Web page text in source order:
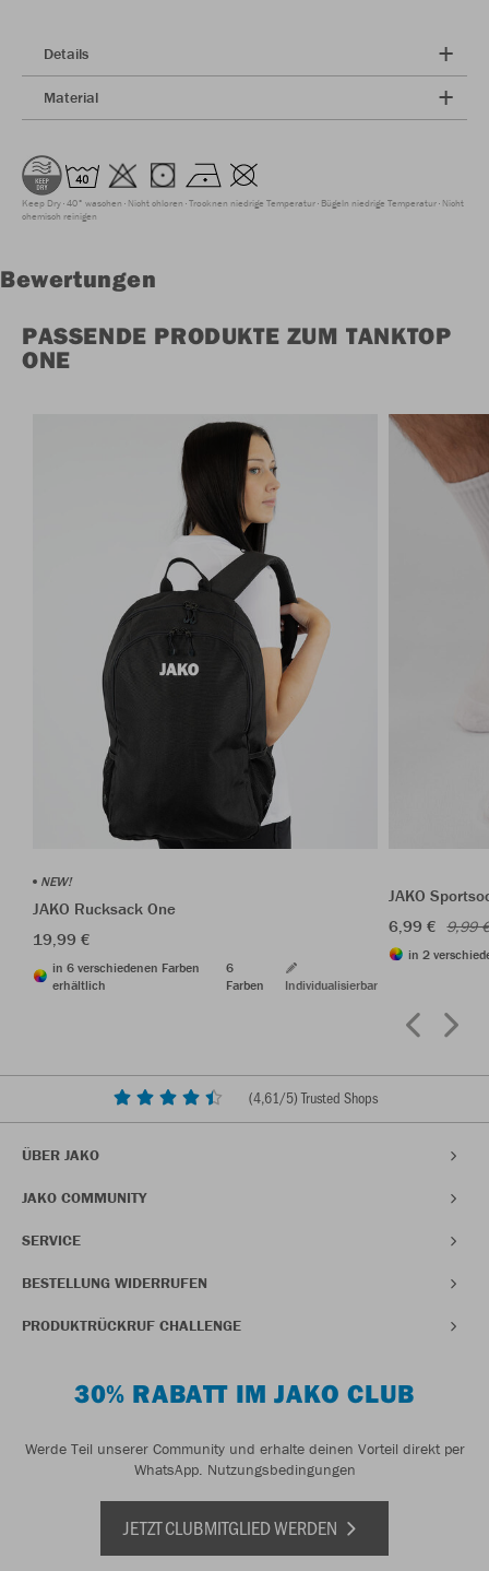
Details
Material
Keep Dry 40° waschen Nicht chloren Trocknen niedrige Temperatur Bügeln niedrige Temperatur Nicht
chemisch reinigen
Bewertungen
PASSENDE PRODUKTE ZUM TANKTOP
ONE
NEW!
JAKO Rucksack One
19,99 €
in 6 verschiedenen Farben
erhältlich
6
Farben
Individualisierbar
JAKO
6,99 € 9,99
in 2
(4,61/5) Trusted Shops
ÜBER JAKO
JAKO COMMUNITY
SERVICE
BESTELLUNG WIDERRUFEN
PRODUKTRÜCKRUF CHALLENGE
30% RABATT IM JAKO CLUB
Werde Teil unserer Community und erhalte deinen Vorteil direkt per
WhatsApp. Nutzungsbedingungen
JETZT CLUBMITGLIED WERDEN